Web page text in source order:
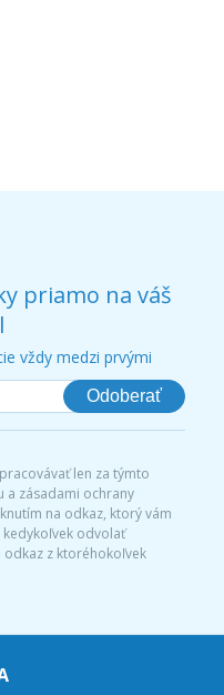
priamo na váš
vždy medzi prvými
Odoberať
len za týmto
a zásadami ochrany
na odkaz, ktorý vám
kedykoľvek odvolať
z ktoréhokoľvek